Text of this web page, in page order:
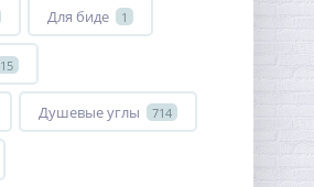
Для биде 1
15
Душевые углы 714